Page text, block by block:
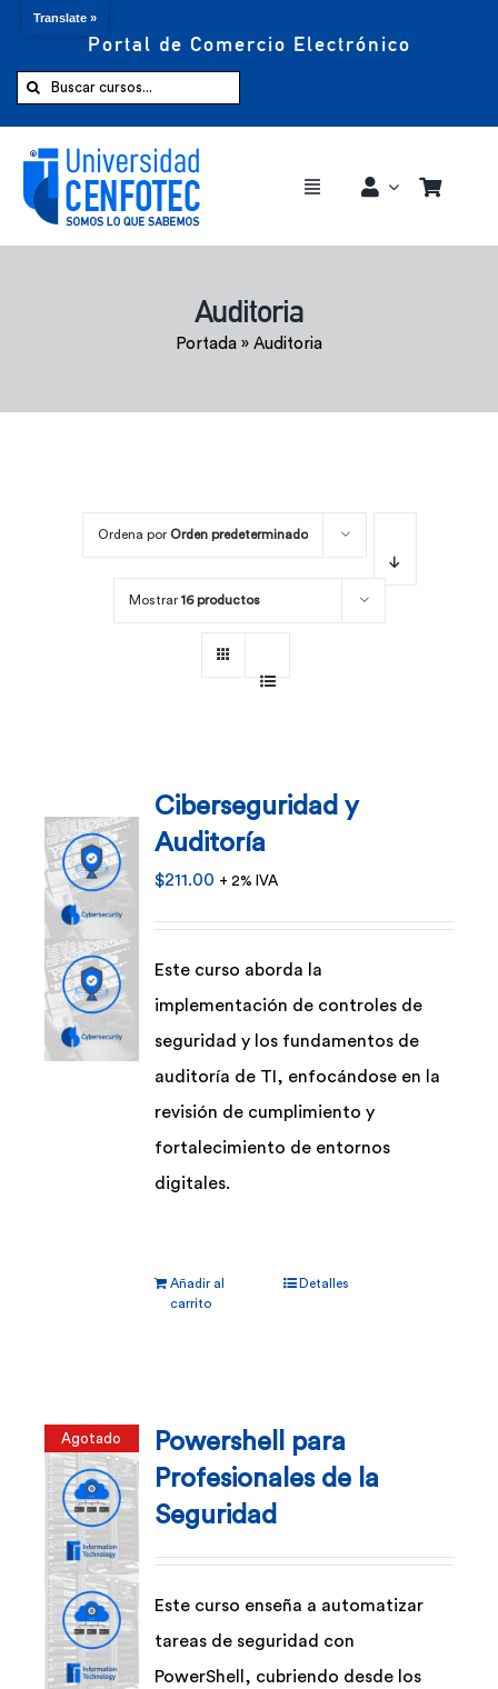
Portal de Comercio Electrónico
Buscar:
Toggle
Comprar ahora
Auditoria
Portada » Auditoria
Ordena por Orden predeterminado
Mostrar 16 productos
Ciberseguridad y
Auditoría
$211.00 + 2% IVA
Este curso aborda la
implementación de controles de
seguridad y los fundamentos de
auditoría de TI, enfocándose en la
revisión de cumplimiento y
fortalecimiento de entornos
digitales.
Añadir al
carrito
Detalles
Agotado
Powershell para
Profesionales de la
Seguridad
Este curso enseña a automatizar
tareas de seguridad con
PowerShell, cubriendo desde los
Translate »